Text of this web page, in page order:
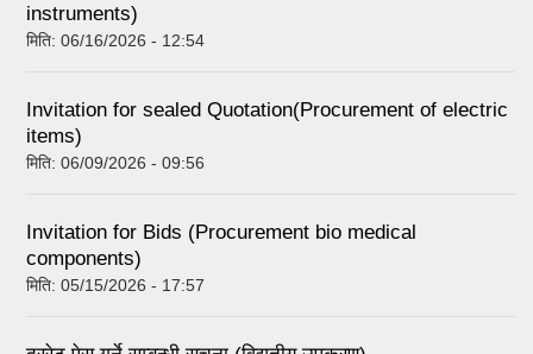
instruments)
मिति: 06/16/2026 - 12:54
Invitation for sealed Quotation(Procurement of electric
items)
मिति: 06/09/2026 - 09:56
Invitation for Bids (Procurement bio medical
components)
मिति: 05/15/2026 - 17:57